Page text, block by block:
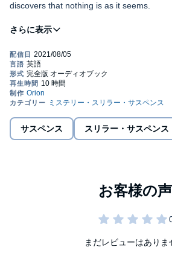
discovers that nothing is as it seems.
When Dorothy's manuscript throws up
she's tried to hide is catching up with her.
Then the phone calls start. The parcel
up in the bathroom.
And Dorothy's friend disappears.
Because who can she believe when she
©2021 Elizabeth Carpenter (P)2021 Orion
サスペンス スリラー・サスペンス
まだレビューはありま